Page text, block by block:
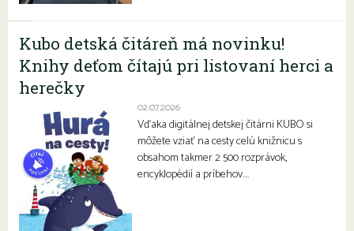
Kubo detská čitáreň má novinku!
Knihy deťom čítajú pri listovaní herci a
herečky
02.07.2026
Vďaka digitálnej detskej čitárni KUBO si
môžete vziať na cesty celú knižnicu s
obsahom takmer 2 500 rozprávok,
encyklopédií a príbehov….